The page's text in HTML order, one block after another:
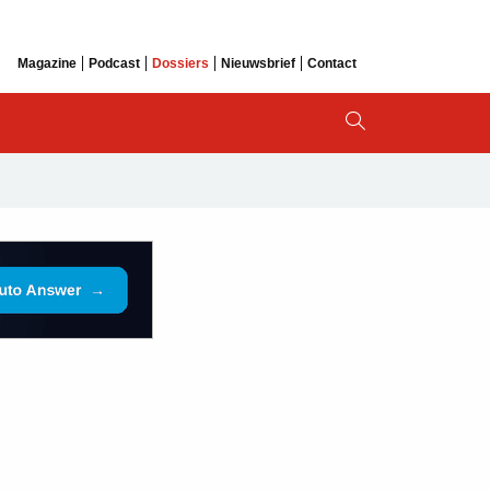
Magazine Podcast Dossiers Nieuwsbrief Contact